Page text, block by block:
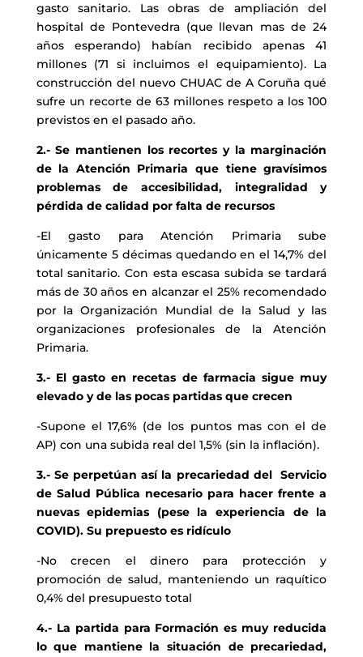
gasto sanitario. Las obras de ampliación del
hospital de Pontevedra (que llevan mas de 24
años esperando) habían recibido apenas 41
millones (71 si incluimos el equipamiento). La
construcción del nuevo CHUAC de A Coruña qué
sufre un recorte de 63 millones respeto a los 100
previstos en el pasado año.
2.- Se mantienen los recortes y la marginación
de la Atención Primaria que tiene gravísimos
problemas de accesibilidad, integralidad y
pérdida de calidad por falta de recursos
-El gasto para Atención Primaria sube
únicamente 5 décimas quedando en el 14,7% del
total sanitario. Con esta escasa subida se tardará
más de 30 años en alcanzar el 25% recomendado
por la Organización Mundial de la Salud y las
organizaciones profesionales de la Atención
Primaria.
3.- El gasto en recetas de farmacia sigue muy
elevado y de las pocas partidas que crecen
-Supone el 17,6% (de los puntos mas con el de
AP) con una subida real del 1,5% (sin la inflación).
3.- Se perpetúan así la precariedad del Servicio
de Salud Pública necesario para hacer frente a
nuevas epidemias (pese la experiencia de la
COVID). Su prepuesto es ridículo
-No crecen el dinero para protección y
promoción de salud, manteniendo un raquítico
0,4% del presupuesto total
4.- La partida para Formación es muy reducida
lo que mantiene la situación de precariedad,